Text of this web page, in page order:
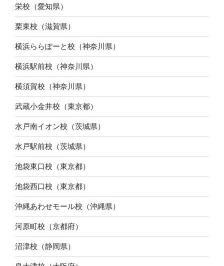
栄校（愛知県）
栗東校（滋賀県）
横浜ららぽーと校（神奈川県）
横浜駅前校（神奈川県）
横須賀校（神奈川県）
武蔵小金井校（東京都）
水戸南イオン校（茨城県）
水戸駅前校（茨城県）
池袋東口校（東京都）
池袋西口校（東京都）
沖縄あわせモール校（沖縄県）
河原町校（京都府）
沼津校（静岡県）